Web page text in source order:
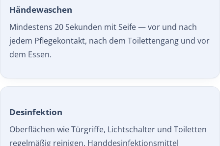
Händewaschen
Mindestens 20 Sekunden mit Seife — vor und nach
jedem Pflegekontakt, nach dem Toilettengang und vor
dem Essen.
Desinfektion
Oberflächen wie Türgriffe, Lichtschalter und Toiletten
regelmäßig reinigen. Handdesinfektionsmittel